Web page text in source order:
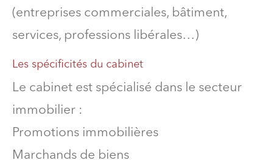
(entreprises commerciales, bâtiment,
services, professions libérales…)
Les spécificités du cabinet
Le cabinet est spécialisé dans le secteur
immobilier :
Promotions immobilières
Marchands de biens